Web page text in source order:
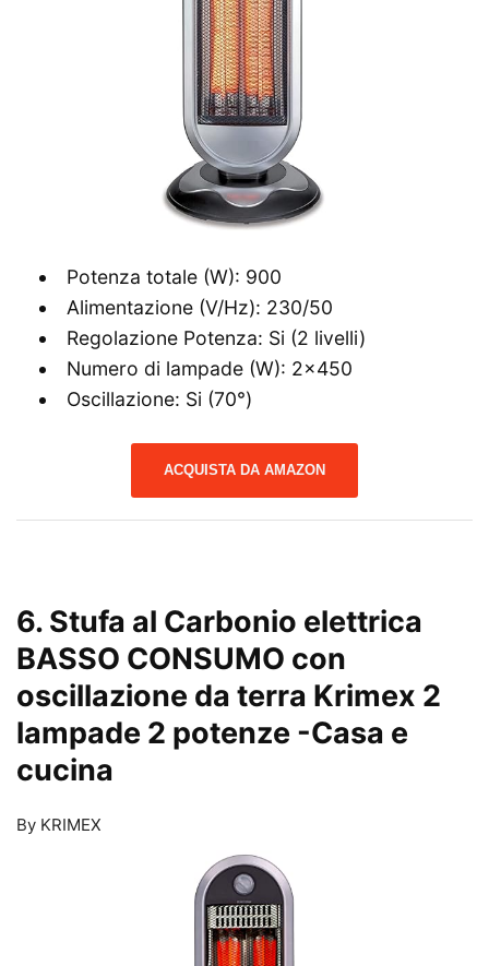
Potenza totale (W): 900
Alimentazione (V/Hz): 230/50
Regolazione Potenza: Si (2 livelli)
Numero di lampade (W): 2×450
Oscillazione: Si (70°)
ACQUISTA DA AMAZON
6. Stufa al Carbonio elettrica
BASSO CONSUMO con
oscillazione da terra Krimex 2
lampade 2 potenze -Casa e
cucina
By KRIMEX